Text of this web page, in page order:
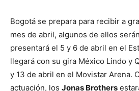
Bogotá se prepara para recibir a
mes de abril, algunos de ellos
presentará el 5 y 6 de abril en el
llegará con su gira México Lindo y
y 13 de abril en el Movistar Arena.
actuación, los Jonas Brothers